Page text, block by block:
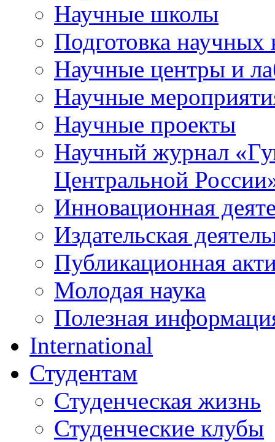
Научные школы
Подготовка научных
Научные центры и
Научные
Научные проекты
Научный журнал «
Центральной
Инновационная
Издательская
Публикационная
Молодая наука
Полезная
International
Студентам
Студенческая жизнь
Студенческие клубы